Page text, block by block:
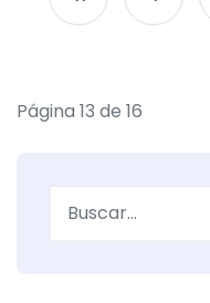
Página 13 de 16